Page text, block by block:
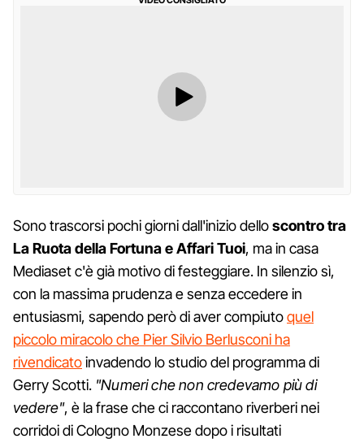
Sono trascorsi pochi giorni dall'inizio delloscontro tra
La Ruota della Fortuna e Affari Tuoi, ma in casa
Mediaset c'è già motivo di festeggiare. In silenzio sì,
con la massima prudenza e senza eccedere in
entusiasmi, sapendo però di aver compiutoquel
piccolo miracolo che Pier Silvio Berlusconi ha
rivendicatoinvadendo lo studio del programma di
Gerry Scotti. "Numeri che non credevamo più di
vedere", è la frase che ci raccontano riverberi nei
corridoi di Cologno Monzese dopo i risultati